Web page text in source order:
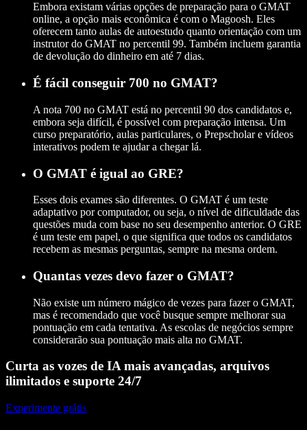
Embora existam várias opções de preparação para o GMAT
online, a opção mais econômica é com o Magoosh. Eles
oferecem tanto aulas de autoestudo quanto orientação com um
instrutor do GMAT no percentil 99. Também incluem garantia
de devolução do dinheiro em até 7 dias.
É fácil conseguir 700 no GMAT?
A nota 700 no GMAT está no percentil 90 dos candidatos e,
embora seja difícil, é possível com preparação intensa. Um
curso preparatório, aulas particulares, o Prepscholar e vídeos
interativos podem te ajudar a chegar lá.
O GMAT é igual ao GRE?
Esses dois exames são diferentes. O GMAT é um teste
adaptativo por computador, ou seja, o nível de dificuldade das
questões muda com base no seu desempenho anterior. O GRE
é um teste em papel, o que significa que todos os candidatos
recebem as mesmas perguntas, sempre na mesma ordem.
Quantas vezes devo fazer o GMAT?
Não existe um número mágico de vezes para fazer o GMAT,
mas é recomendado que você busque sempre melhorar sua
pontuação em cada tentativa. As escolas de negócios sempre
considerarão sua pontuação mais alta no GMAT.
Curta as vozes de IA mais avançadas, arquivos
ilimitados e suporte 24/7
Experimente grátis